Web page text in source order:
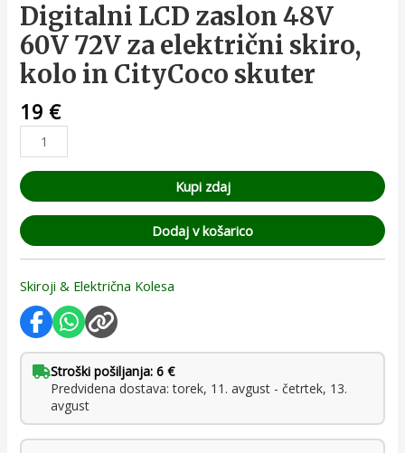
Digitalni LCD zaslon 48V
60V 72V za električni skiro,
kolo in CityCoco skuter
19 €
Kupi zdaj
Dodaj v košarico
Skiroji & Električna Kolesa
Stroški pošiljanja: 6 €
Predvidena dostava: torek, 11. avgust - četrtek, 13.
avgust